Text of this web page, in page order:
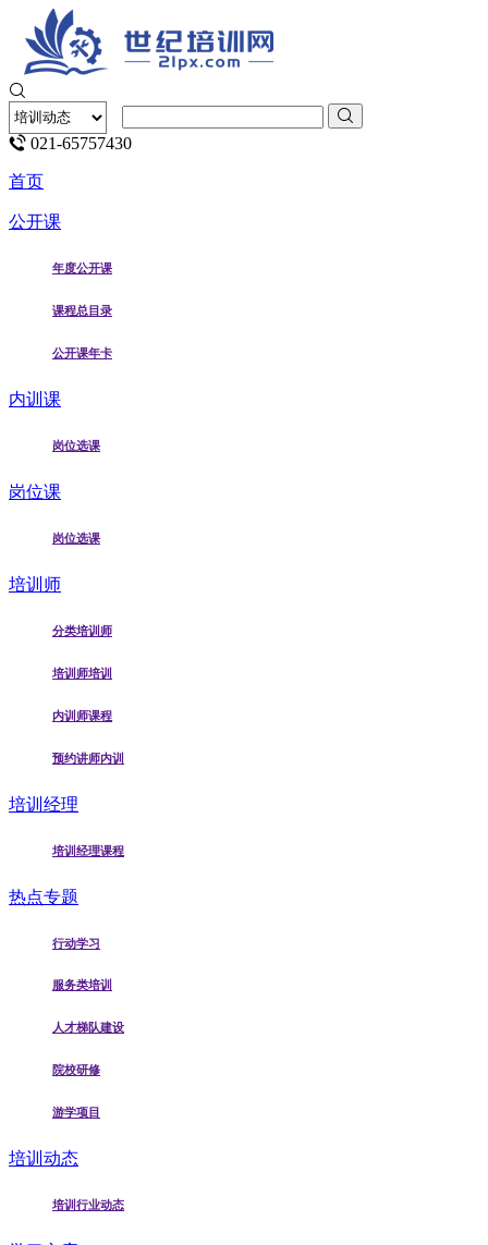
021-65757430
首页
公开课
年度公开课
课程总目录
公开课年卡
内训课
岗位选课
岗位课
岗位选课
培训师
分类培训师
培训师培训
内训师课程
预约讲师内训
培训经理
培训经理课程
热点专题
行动学习
服务类培训
人才梯队建设
院校研修
游学项目
培训动态
培训行业动态